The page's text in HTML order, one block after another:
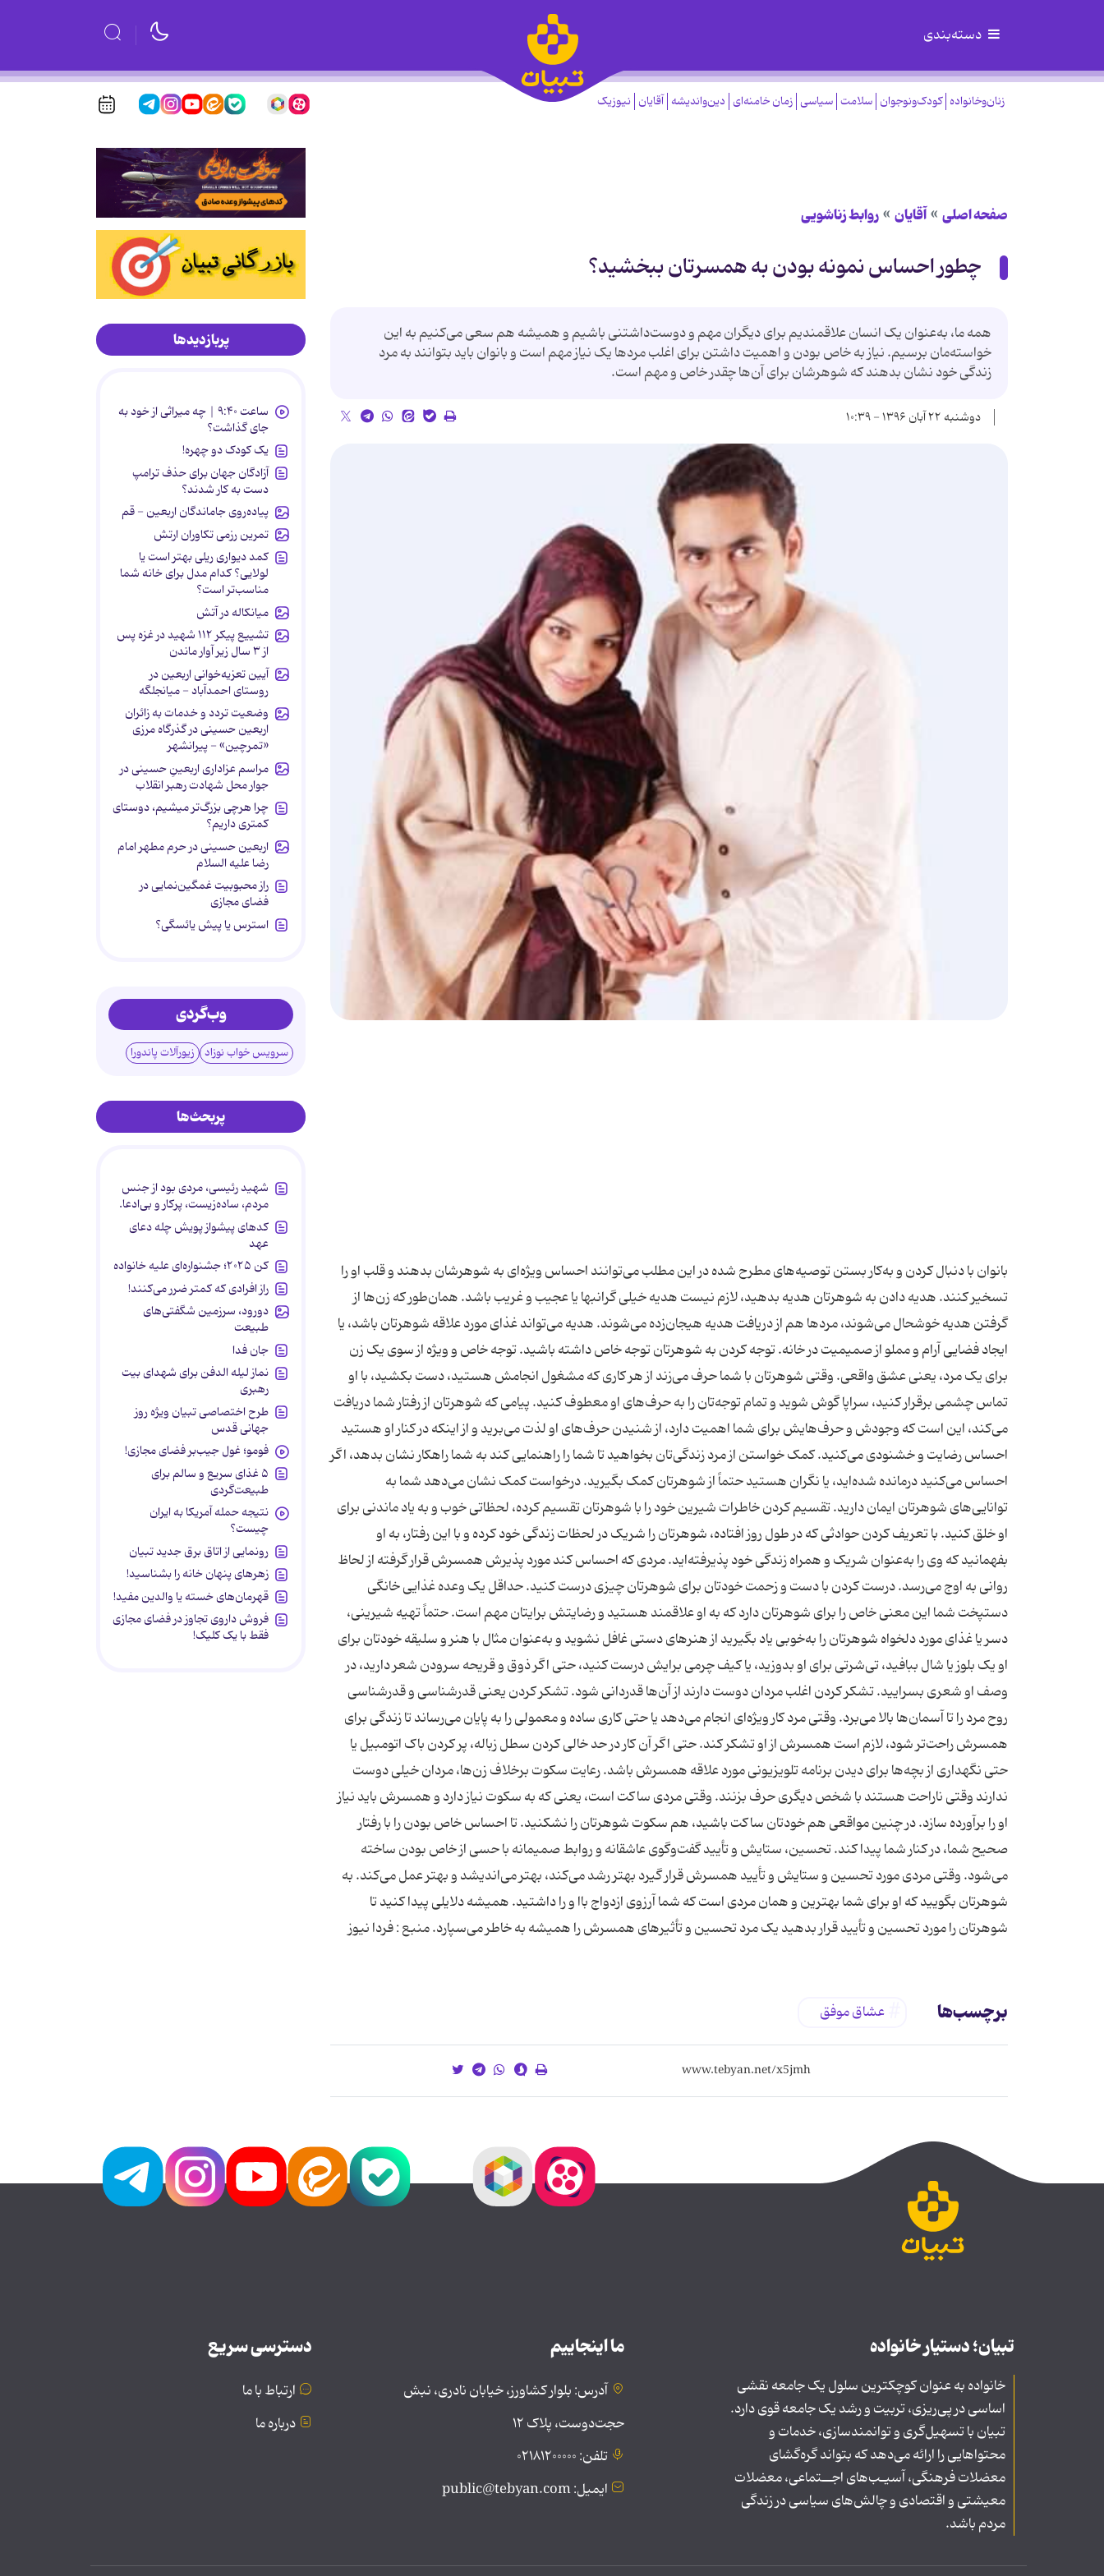
دسته‌بندی
زنان‌وخانواده کودک‌ونوجوان سلامت سیاسی زمان خامنه‌ای دین‌واندیشه آقایان نیوزیک
صفحه اصلی آقایان روابط زناشویی
چطور احساس نمونه بودن به همسرتان ببخشید؟
همه ما، به‌عنوان یک انسان علاقمندیم برای دیگران مهم و دوست‌داشتنی باشیم و همیشه هم سعی می‌کنیم به این
خواسته‌مان برسیم. نیاز به خاص بودن و اهمیت داشتن برای اغلب مردها یک نیاز مهم است و بانوان باید بتوانند به مرد
زندگی خود نشان بدهند که شوهرشان برای آن‌ها چقدر خاص و مهم است.
دوشنبه ۲۲ آبان ۱۳۹۶ - ۱۰:۳۹
بانوان با دنبال کردن و به‌کار بستن توصیه‌های مطرح شده در این مطلب می‌توانند احساس ویژه‌ای به شوهرشان بدهند و قلب او را
تسخیر کنند. هدیه دادن به شوهرتان هدیه بدهید، لازم نیست هدیه خیلی گرانبها یا عجیب و غریب باشد. همان‌طور که زن‌ها از
گرفتن هدیه خوشحال می‌شوند، مردها هم از دریافت هدیه هیجان‌زده می‌شوند. هدیه می‌تواند غذای مورد علاقه شوهرتان باشد، یا
ایجاد فضایی آرام و مملو از صمیمیت در خانه. توجه کردن به شوهرتان توجه خاص داشته باشید. توجه خاص و ویژه از سوی یک زن
برای یک مرد، یعنی عشق واقعی. وقتی شوهرتان با شما حرف می‌زند از هر کاری که مشغول انجامش هستید، دست بکشید، با او
تماس چشمی برقرار کنید، سراپا گوش شوید و تمام توجه‌تان را به حرف‌های او معطوف کنید. پیامی که شوهرتان از رفتار شما دریافت
می‌کند، این است که وجودش و حرف‌هایش برای شما اهمیت دارد، از شنیدن حرف‌های او لذت می‌برید و از اینکه در کنار او هستید
احساس رضایت و خشنودی می‌کنید. کمک خواستن از مرد زندگی‌تان بخواهید تا شما را راهنمایی کند به شما راهکار نشان بدهد، اگر
احساس می‌کنید درمانده‌ شده‌اید، یا نگران هستید حتماً از شوهرتان کمک بگیرید. درخواست کمک نشان می‌دهد شما به
توانایی‌های شوهرتان ایمان دارید. تقسیم کردن خاطرات شیرین خود را با شوهرتان تقسیم کرده، لحظاتی خوب و به یاد ماندنی برای
او خلق کنید. با تعریف کردن حوادثی که در طول روز افتاده، شوهرتان را شریک در لحظات زندگی خود کرده و با این رفتار، به او
بفهمانید که وی را به‌عنوان شریک و همراه زندگی خود پذیرفته‌اید. مردی که احساس کند مورد پذیرش همسرش قرار گرفته از لحاظ
روانی به اوج می‌رسد. درست کردن با دست و زحمت خودتان برای شوهرتان چیزی درست کنید. حداقل یک وعده غذایی خانگی
دستپخت شما این معنی خاص را برای شوهرتان دارد که به او علاقمند هستید و رضایتش برایتان مهم است. حتماً تهیه شیرینی،
دسر یا غذای مورد دلخواه شوهرتان را به‌خوبی یاد بگیرید از هنرهای دستی غافل نشوید و به‌عنوان مثال با هنر و سلیقه خودتان برای
او یک بلوز یا شال ببافید، تی‌شرتی برای او بدوزید، یا کیف چرمی برایش درست کنید، حتی اگر ذوق و قریحه سرودن شعر دارید، در
وصف او شعری بسرایید. تشکر کردن اغلب مردان دوست دارند از آن‌ها قدردانی شود. تشکر کردن یعنی قدرشناسی و قدرشناسی
روح مرد را تا آسمان‌ها بالا می‌برد. وقتی مرد کار ویژه‌ای انجام می‌دهد یا حتی کاری ساده و معمولی را به پایان می‌رساند تا زندگی برای
همسرش راحت‌تر شود، لازم است همسرش از او تشکر کند. حتی اگر آن کار در حد خالی کردن سطل زباله، پر کردن باک اتومبیل یا
حتی نگهداری از بچه‌ها برای دیدن برنامه تلویزیونی مورد علاقه همسرش باشد. رعایت سکوت برخلاف زن‌ها، مردان خیلی دوست
ندارند وقتی ناراحت هستند با شخص دیگری حرف بزنند. وقتی مردی ساکت است، یعنی که به سکوت نیاز دارد و همسرش باید نیاز
او را برآورده سازد. در چنین مواقعی هم خودتان ساکت باشید، هم سکوت شوهرتان را نشکنید. تا احساس خاص بودن را با رفتار
صحیح شما، در کنار شما پیدا کند. تحسین، ستایش و تأیید گفت‌وگوی عاشقانه و روابط صمیمانه با حسی از خاص بودن ساخته
می‌شود. وقتی مردی مورد تحسین و ستایش و تأیید همسرش قرار گیرد بهتر رشد می‌کند، بهتر می‌اندیشد و بهتر عمل می‌کند. به
شوهرتان بگویید که او برای شما بهترین و همان مردی است که شما آرزوی ازدواج باا و را داشتید. همیشه دلایلی پیدا کنید تا
شوهرتان را مورد تحسین و تأیید قرار بدهید یک مرد تحسین و تأثیرهای همسرش را همیشه به خاطر می‌سپارد. منبع : فردا نیوز
برچسب‌ها عشاق موفق
پربازدیدها
ساعت ۹:۴۰ | چه میراثی از خود به
جای گذاشت؟
یک کودک دو چهره!
آزادگان جهان برای حذف ترامپ
دست به کار شدند؟
پیاده‌روی جاماندگان اربعین - قم
تمرین رزمی تکاوران ارتش
کمد دیواری ریلی بهتر است یا
لولایی؟ کدام مدل برای خانه شما
مناسب‌تر است؟
میانکاله در آتش
تشییع پیکر ۱۱۲ شهید در غزه پس
از ۳ سال زیر آوار ماندن
آیین تعزیه‌خوانی اربعین در
روستای احمدآباد - میانجلگه
وضعیت تردد و خدمات به زائران
اربعین حسینی در گذرگاه مرزی
«تمرچین» - پیرانشهر
مراسم عزاداری اربعینِ حسینی در
جوار محل شهادت رهبر انقلاب
چرا هرچی بزرگ‌تر میشیم، دوستای
کمتری داریم؟
اربعین حسینی در حرم مطهر امام
رضا علیه السلام
راز محبوبیت غمگین‌نمایی در
فضای مجازی
استرس یا پیش یائسگی؟
وب‌گردی
سرویس خواب نوزاد زیورآلات پاندورا
پربحث‌ها
شهید رئیسی، مردی بود از جنس
مردم، ساده‌زیست، پرکار و بی‌ادعا.
کدهای پیشواز پویش چله دعای
عهد
کن ۲۰۲۵؛ جشنواره‌ای علیه خانواده
راز افرادی که کمتر ضرر می‌کنند!
دورود، سرزمین شگفتی‌های
طبیعت
جان فدا
نماز لیله الدفن برای شهدای بیت
رهبری
طرح اختصاصی تبیان ویژه روز
جهانی قدس
فومو؛ غول جیب‌بر فضای مجازی!
۵ غذای سریع و سالم برای
طبیعت‌گردی
نتیجه حمله آمریکا به ایران
چیست؟
رونمایی از اتاق برق جدید تبیان
زهرهای پنهان خانه را بشناسید!
قهرمان‌های خسته یا والدین مفید!
فروش داروی تجاوز در فضای مجازی
فقط با یک کلیک!
تبیان؛ دستیار خانواده
خانواده به عنوان کوچکترین سلول یک جامعه نقشی
اساسی در پی‌ریزی، تربیت و رشد یک جامعه قوی دارد.
تبیان با تسهیل‌گری و توانمندسازی، خدمات و
محتواهایی را ارائه می‌دهد که بتواند گره‌گشای
معضلات فرهنگی، آسیـب‌های اجــتماعی، معضلات
معیشتی و اقتصادی و چالش‌های سیاسی در زندگی
مردم باشد.
ما اینجاییم
آدرس: بلوار کشاورز، خیابان نادری، نبش
حجت‌دوست، پلاک ۱۲
تلفن: ۰۲۱۸۱۲۰۰۰۰۰
ایمیل: public@tebyan.com
دسترسی سریع
ارتباط با ما
درباره ما